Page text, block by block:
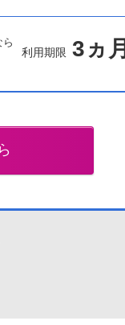
ら
利用期限 3ヵ月